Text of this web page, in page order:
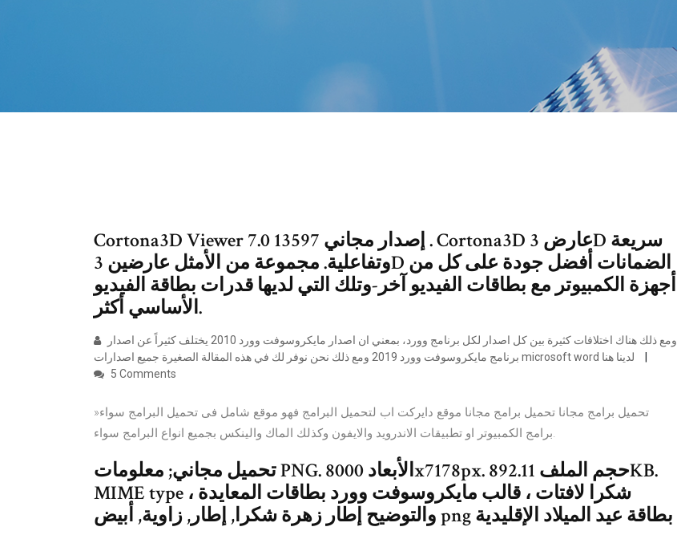
Cortona3D Viewer 7.0 إصدار مجاني 13597 . Cortona3D عارض 3D سريعة
وتفاعلية. مجموعة من الأمثل عارضين 3D الضمانات أفضل جودة على كل من
أجهزة الكمبيوتر مع بطاقات الفيديو آخر-وتلك التي لديها قدرات بطاقة الفيديو
الأساسي أكثر.
5 Comments
»تحميل برامج مجانا تحميل برامج مجانا موقع دايركت اب لتحميل البرامج فهو موقع شامل فى تحميل البرامج سواء
برامج الكمبيوتر او تطبيقات الاندرويد والايفون وكذلك الماك والينكس بجميع انواع البرامج سواء.
تحميل مجاني; معلومات PNG. الأبعاد 8000x7178px. حجم الملف 892.11KB.
MIME type شكرا لافتات ، قالب مايكروسوفت وورد بطاقات المعايدة ،
والتوضيح إطار زهرة شكرا, إطار, زاوية, أبيض png بطاقة عيد الميلاد الإقليدية